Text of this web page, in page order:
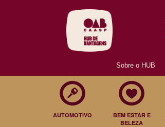
Sobre o HUB
AUTOMOTIVO
BEM ESTAR E
BELEZA